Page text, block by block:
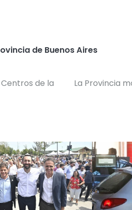
de Buenos Aires
de la
La Provincia